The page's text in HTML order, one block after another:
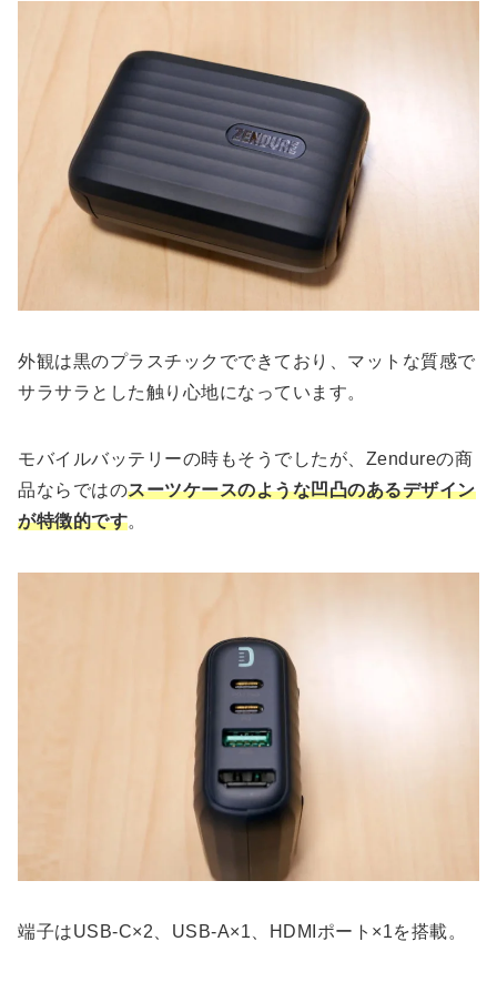
外観は黒のプラスチックでできており、マットな質感で
サラサラとした触り心地になっています。
モバイルバッテリーの時もそうでしたが、Zendureの商
品ならではのスーツケースのような凹凸のあるデザイン
が特徴的です。
端子はUSB-C×2、USB-A×1、HDMIポート×1を搭載。